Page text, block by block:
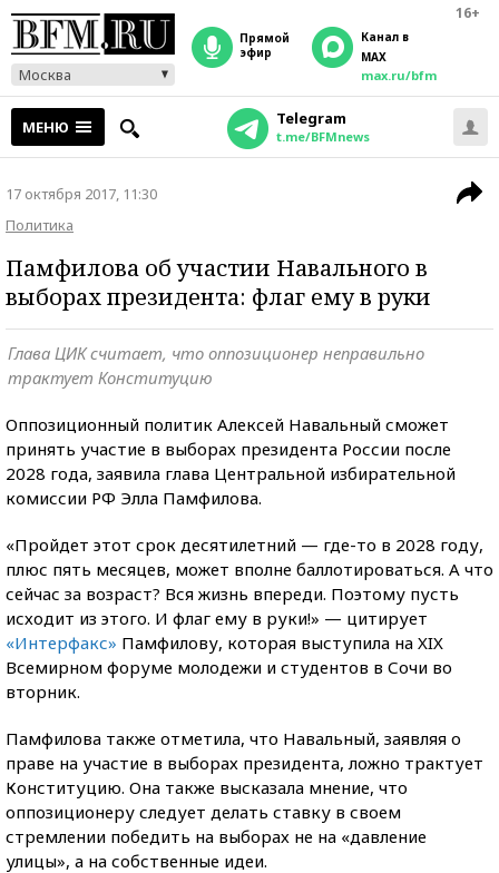
16+
Москва
прямой
эфир
Канал в
MAX
max.ru/bfm
МЕНЮ Telegram
t.me/BFMnews
17 октября 2017, 11:30
Политика
Памфилова об участии Навального в
выборах президента: флаг ему в руки
Глава ЦИК считает, что оппозиционер неправильно
трактует Конституцию
Оппозиционный политик Алексей Навальный сможет
принять участие в выборах президента России после
2028 года, заявила глава Центральной избирательной
комиссии РФ Элла Памфилова.
«Пройдет этот срок десятилетний — где-то в 2028 году,
плюс пять месяцев, может вполне баллотироваться. А что
сейчас за возраст? Вся жизнь впереди. Поэтому пусть
исходит из этого. И флаг ему в руки!» — цитирует
«Интерфакс» Памфилову, которая выступила на XIX
Всемирном форуме молодежи и студентов в Сочи во
вторник.
Памфилова также отметила, что Навальный, заявляя о
праве на участие в выборах президента, ложно трактует
Конституцию. Она также высказала мнение, что
оппозиционеру следует делать ставку в своем
стремлении победить на выборах не на «давление
улицы», а на собственные идеи.